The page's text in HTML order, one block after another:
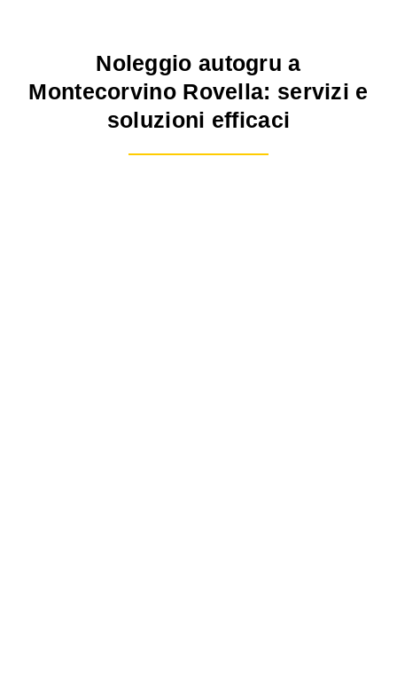
Noleggio autogru a
Montecorvino Rovella: servizi e
soluzioni efficaci